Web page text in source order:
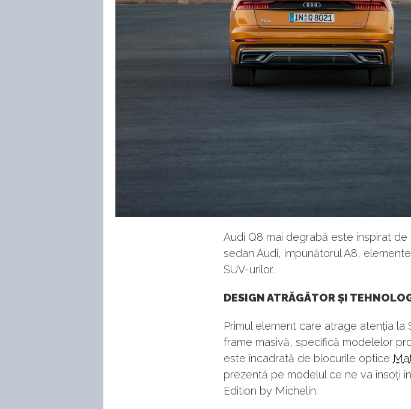
Audi Q8 mai degrabă este inspirat
sedan Audi, impunătorul A8,
SUV-urilor.
DESIGN ATRĂGĂTOR ȘI
Primul element care atrage atenția la
frame masivă, specifică modelelor
este încadrată de blocurile optice
prezentă pe modelul ce ne va însoți
Edition by Michelin.